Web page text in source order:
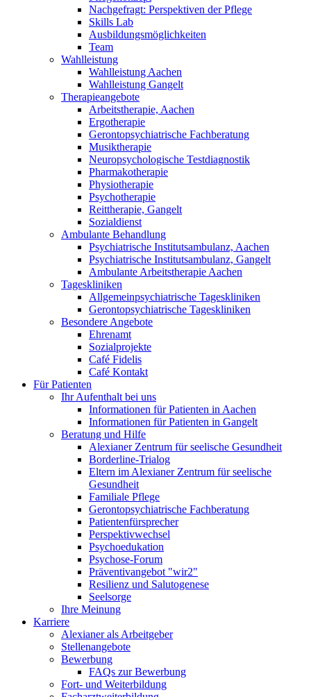
Nachgefragt: Perspektiven der Pflege
Skills Lab
Ausbildungsmöglichkeiten
Team
Wahlleistung
Wahlleistung Aachen
Wahlleistung Gangelt
Therapieangebote
Arbeitstherapie, Aachen
Ergotherapie
Gerontopsychiatrische Fachberatung
Musiktherapie
Neuropsychologische Testdiagnostik
Pharmakotherapie
Physiotherapie
Psychotherapie
Reittherapie, Gangelt
Sozialdienst
Ambulante Behandlung
Psychiatrische Institutsambulanz, Aachen
Psychiatrische Institutsambulanz, Gangelt
Ambulante Arbeitstherapie Aachen
Tageskliniken
Allgemeinpsychiatrische Tageskliniken
Gerontopsychiatrische Tageskliniken
Besondere Angebote
Ehrenamt
Sozialprojekte
Café Fidelis
Café Kontakt
Für Patienten
Ihr Aufenthalt bei uns
Informationen für Patienten in Aachen
Informationen für Patienten in Gangelt
Beratung und Hilfe
Alexianer Zentrum für seelische Gesundheit
Borderline-Trialog
Eltern im Alexianer Zentrum für seelische
Gesundheit
Familiale Pflege
Gerontopsychiatrische Fachberatung
Patientenfürsprecher
Perspektivwechsel
Psychoedukation
Psychose-Forum
Präventivangebot "wir2"
Resilienz und Salutogenese
Seelsorge
Ihre Meinung
Karriere
Alexianer als Arbeitgeber
Stellenangebote
Bewerbung
FAQs zur Bewerbung
Fort- und Weiterbildung